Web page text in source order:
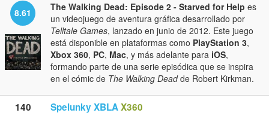
8.61 The Walking Dead: Episode 2 - Starved for Help es
un videojuego de aventura gráfica desarrollado por
Telltale Games, lanzado en junio de 2012. Este juego
está disponible en plataformas como PlayStation 3,
Xbox 360, PC, Mac, y más adelante para iOS,
formando parte de una serie episódica que se inspira
en el cómic de The Walking Deadde Robert Kirkman.
140 Spelunky XBLAX360